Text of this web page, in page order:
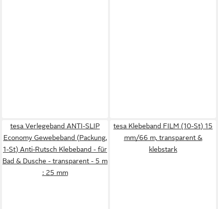
tesa Verlegeband ANTI-SLIP
Economy Gewebeband (Packung,
1-St) Anti-Rutsch Klebeband - für
Bad & Dusche - transparent - 5 m
: 25 mm
tesa Klebeband FILM (10-St) 15
mm/66 m, transparent &
klebstark